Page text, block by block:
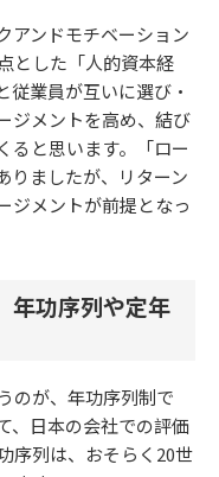
アンドモチベーション
とした「人的資本経
従業員が互いに選び・
ジメントを高め、結び
ると思います。「ロー
りましたが、リターン
ジメントが前提となっ
年功序列や定年
のが、年功序列制で
、日本の会社での評価
序列は、おそらく20世